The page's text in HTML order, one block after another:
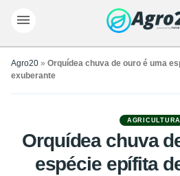
Agro20 » Orquídea chuva de ouro é uma
exuberante
AGRICULTURA
Orquídea chuva
espécie epífita